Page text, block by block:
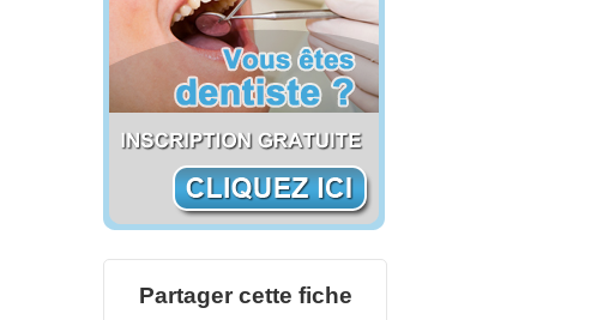
Partager cette fiche